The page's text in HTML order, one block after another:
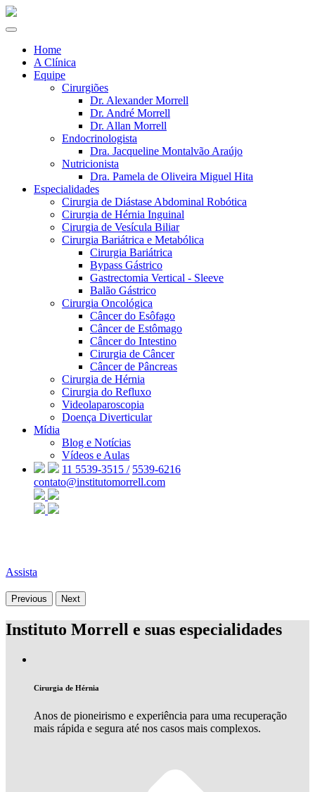
Home
A Clínica
Equipe
Cirurgiões
Dr. Alexander Morrell
Dr. André Morrell
Dr. Allan Morrell
Endocrinologista
Dra. Jacqueline Montalvão Araújo
Nutricionista
Dra. Pamela de Oliveira Miguel Hita
Especialidades
Cirurgia de Diástase Abdominal Robótica
Cirurgia de Hérnia Inguinal
Cirurgia de Vesícula Biliar
Cirurgia Bariátrica e Metabólica
Cirurgia Bariátrica
Bypass Gástrico
Gastrectomia Vertical - Sleeve
Balão Gástrico
Cirurgia Oncológica
Câncer do Esôfago
Câncer de Estômago
Câncer do Intestino
Cirurgia de Câncer
Câncer de Pâncreas
Cirurgia de Hérnia
Cirurgia do Refluxo
Videolaparoscopia
Doença Diverticular
Mídia
Blog e Notícias
Vídeos e Aulas
11 5539-3515 / 5539-6216
contato@institutomorrell.com
Assista
Previous Next
Instituto Morrell e suas especialidades
Cirurgia de Hérnia
Anos de pioneirismo e experiência para uma recuperação
mais rápida e segura até nos casos mais complexos.